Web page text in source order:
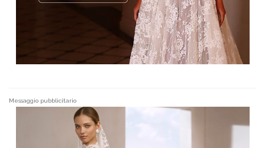
Messaggio pubblicitario